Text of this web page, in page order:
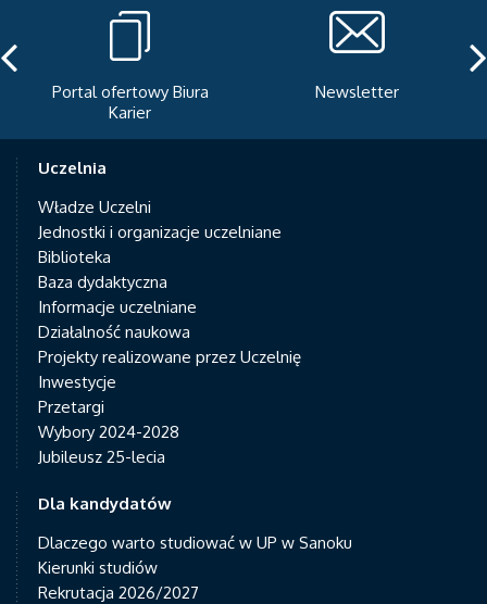
Portal ofertowy Biura
Karier
Newsletter
Uczelnia
Władze Uczelni
Jednostki i organizacje uczelniane
Biblioteka
Baza dydaktyczna
Informacje uczelniane
Działalność naukowa
Projekty realizowane przez Uczelnię
Inwestycje
Przetargi
Wybory 2024-2028
Jubileusz 25-lecia
Dla kandydatów
Dlaczego warto studiować w UP w Sanoku
Kierunki studiów
Rekrutacja 2026/2027